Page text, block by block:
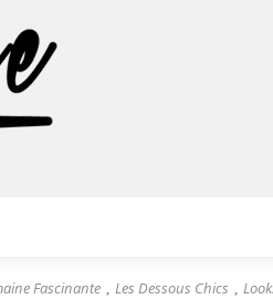
Fascinante , Les Dessous Chics ,